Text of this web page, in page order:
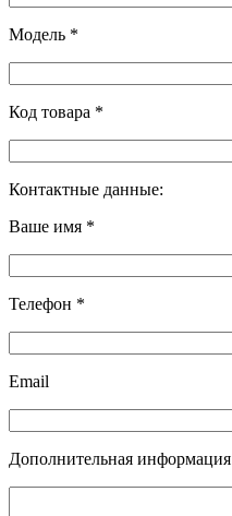
Модель *
Код товара *
Контактные данные:
Ваше имя *
Телефон *
Email
Дополнительная информация